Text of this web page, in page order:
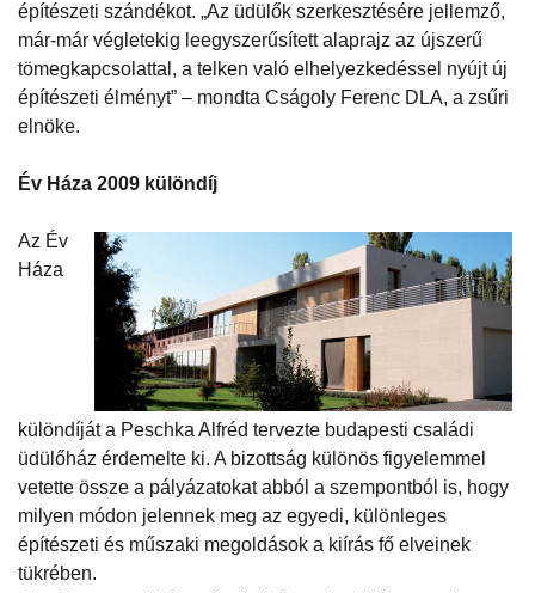
építészeti szándékot. „Az üdülők szerkesztésére jellemző,
már-már végletekig leegyszerűsített alaprajz az újszerű
tömegkapcsolattal, a telken való elhelyezkedéssel nyújt új
építészeti élményt” – mondta Cságoly Ferenc DLA, a zsűri
elnöke.
Év Háza 2009 különdíj
Az Év
Háza
különdíját a Peschka Alfréd tervezte budapesti családi
üdülőház érdemelte ki. A bizottság különös figyelemmel
vetette össze a pályázatokat abból a szempontból is, hogy
milyen módon jelennek meg az egyedi, különleges
építészeti és műszaki megoldások a kiírás fő elveinek
tükrében.